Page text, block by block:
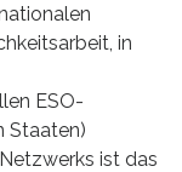
in
ESO-
Staaten)
ist das